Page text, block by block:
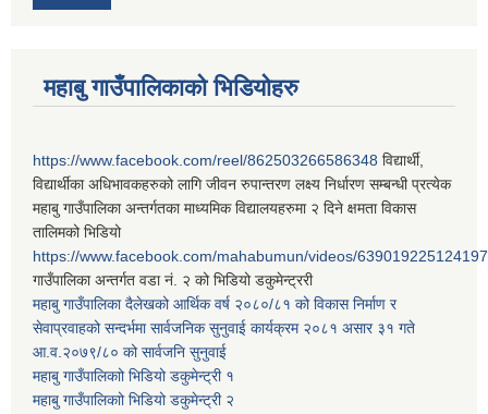
महाबु गाउँपालिकाको भिडियोहरु
https://www.facebook.com/reel/862503266586348 विद्यार्थी,
विद्यार्थीका अधिभावकहरुको लागि जीवन रुपान्तरण लक्ष्य निर्धारण सम्बन्धी प्रत्येक
महाबु गाउँपालिका अन्तर्गतका माध्यमिक विद्यालयहरुमा २ दिने क्षमता विकास
तालिमको भिडियो
https://www.facebook.com/mahabumun/videos/639019225124197
गाउँपालिका अन्तर्गत वडा नं. २ को भिडियो डकुमेन्ट्ररी
महाबु गाउँपालिका दैलेखको आर्थिक वर्ष २०८०/८१ को विकास निर्माण र
सेवाप्रवाहको सन्दर्भमा सार्वजनिक सुनुवाई कार्यक्रम २०८१ असार ३१ गते
आ.व.२०७९/८० को सार्वजनि सुनुवाई
महाबु गाउँपालिकाो भिडियो डकुमेन्ट्री १
महाबु गाउँपालिकाो भिडियो डकुमेन्ट्री २